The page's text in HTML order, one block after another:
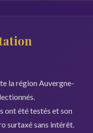
la région Auvergne-
ont été testés et son
surtaxé sans intérêt.